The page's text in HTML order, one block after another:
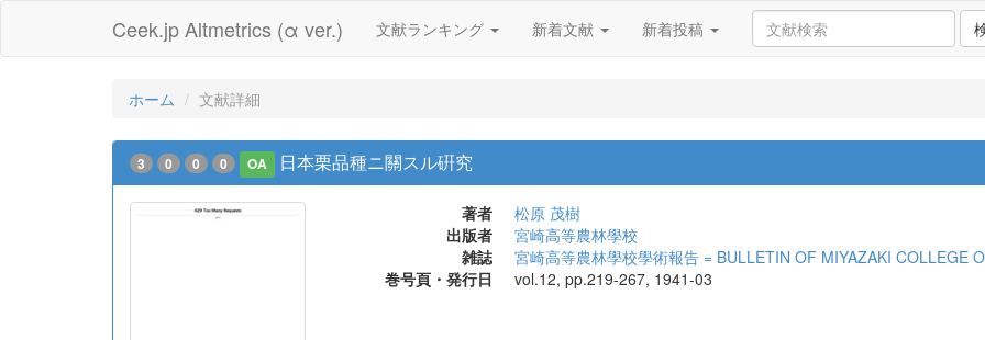
Ceek.jp Altmetrics (α ver.) 文献ランキング 新着文献 新着投稿
ホーム 文献詳細
3 0 0 0 OA 日本栗品種ニ關スル硏究
著者
松原 茂樹
出版者
宮崎高等農林學校
雑誌
宮崎高等農林學校學術報告 = BULLETIN OF MIYAZAKI COLLEGE
巻号頁・発行日
vol.12, pp.219-267, 1941-03